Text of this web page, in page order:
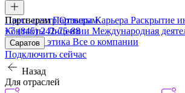
Пресс-центрОтзывыКарьера Раскрытие
КонтактыЛицензии Международная
и деловая этика Все о компании
ПартнерамПартнерам
+7 (845) 242-75-88
Саратов
Подключить сейчас
Назад
Для отраслей